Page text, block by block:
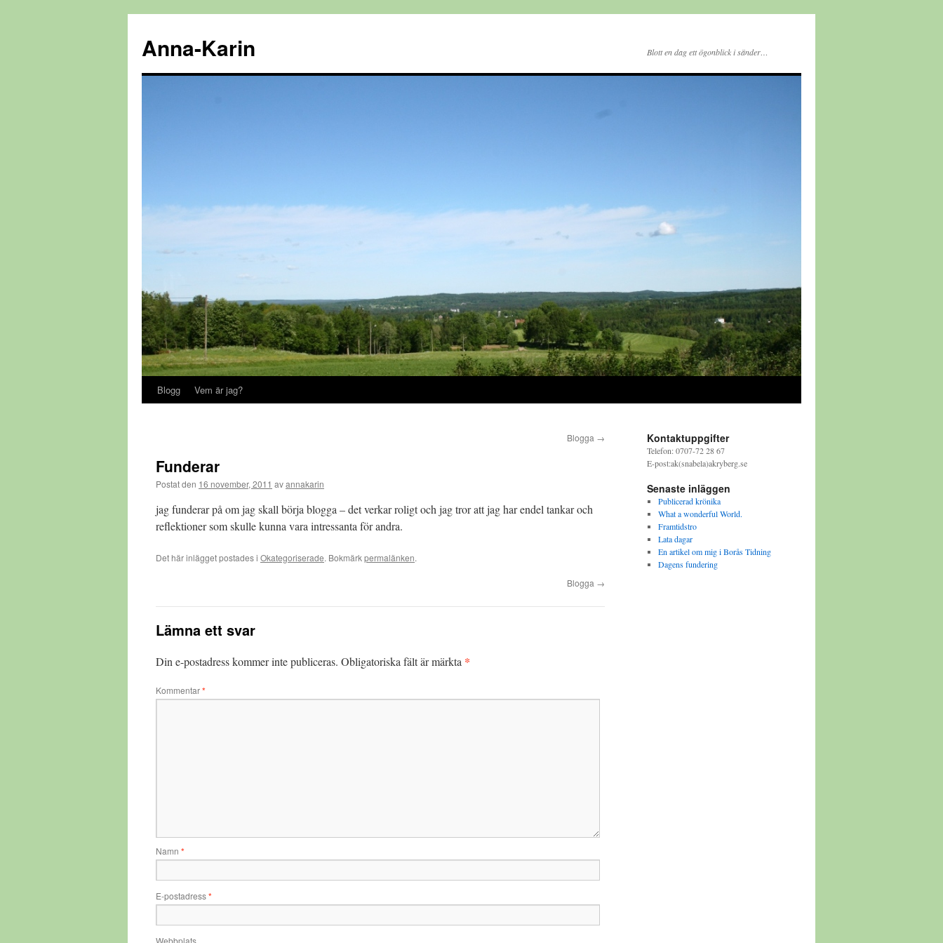
innehåll
Anna-Karin Blott en dag ett ögonblick i sänder…
Blogg Vem är jag?
Blogga →
Funderar
Postat den 16 november, 2011 avannakarin
jag funderar på om jag skall börja blogga – det verkar roligt och jag tror att jag har endel tankar och
reflektioner som skulle kunna vara intressanta för andra.
Det här inlägget postades i Okategoriserade. Bokmärkpermalänken.
Blogga →
Lämna ett svar
Din e-postadress kommer inte publiceras. Obligatoriska fält är märkta *
Kommentar*
Namn *
E-postadress*
Webbplats
Kontaktuppgifter
Telefon: 0707-72 28 67
E-post:ak(snabela)akryberg.se
Senaste inläggen
Publicerad krönika
What a wonderful World.
Framtidstro
Lata dagar
En artikel om mig i Borås Tidning
Dagens fundering